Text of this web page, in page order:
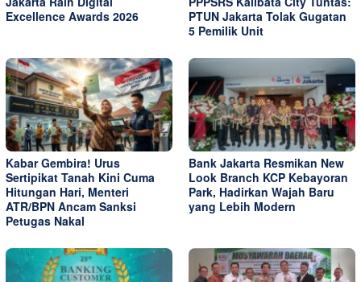
Excellence Awards 2026
PTUN Jakarta Tolak Gugatan
5 Pemilik Unit
Kabar Gembira! Urus
Sertipikat Tanah Kini Cuma
Hitungan Hari, Menteri
ATR/BPN Ancam Sanksi
Petugas Nakal
Bank Jakarta Resmikan New
Look Branch KCP Kebayoran
Park, Hadirkan Wajah Baru
yang Lebih Modern